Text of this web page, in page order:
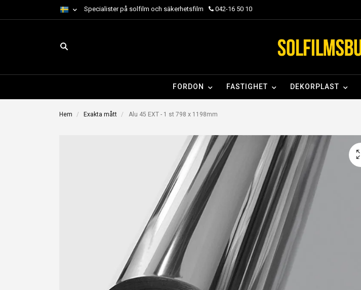
Specialister på solfilm och säkerhetsfilm 042-16 50 10
FORDON FASTIGHET DEKORPLAST
Hem Exakta mått Alu 45 EXT - 1 st 798 x 1198mm